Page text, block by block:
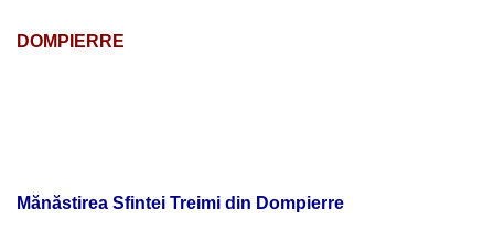
DOMPIERRE
Mănăstirea Sfintei Treimi din Dompierre